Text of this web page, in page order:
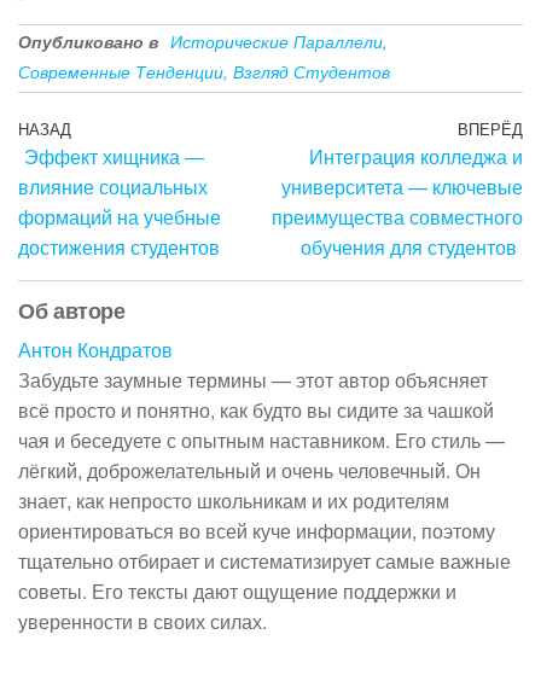
Опубликовано в Исторические Параллели,
Современные Тенденции, Взгляд Студентов
Навигация
по
записям
Предыдущая
запись
НАЗАД
Эффект хищника —
влияние социальных
формаций на учебные
достижения студентов
ВПЕРЁД
Интеграция колледжа и
университета — ключевые
преимущества совместного
обучения для студентов
Об авторе
Антон Кондратов
Забудьте заумные термины — этот автор объясняет
всё просто и понятно, как будто вы сидите за чашкой
чая и беседуете с опытным наставником. Его стиль —
лёгкий, доброжелательный и очень человечный. Он
знает, как непросто школьникам и их родителям
ориентироваться во всей куче информации, поэтому
тщательно отбирает и систематизирует самые важные
советы. Его тексты дают ощущение поддержки и
уверенности в своих силах.